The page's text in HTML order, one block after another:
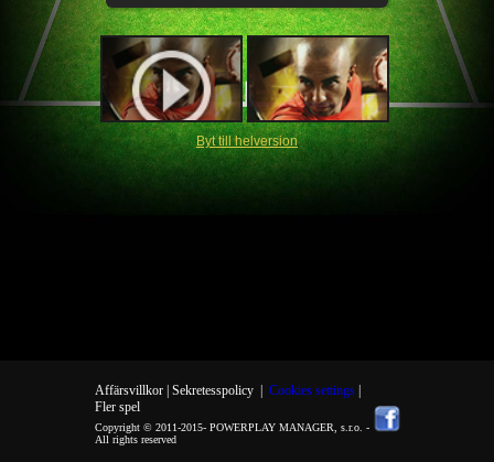
Byt till helversion
Affärsvillkor | Sekretesspolicy| Cookies settings
Fler spel
Copyright © 2011-2015- POWERPLAY MANAGER, s.r.o. -
All rights reserved